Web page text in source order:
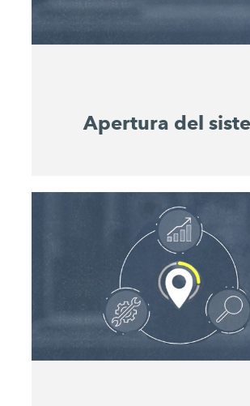
máquina permite un análisis
de máquinas individuales y de
completos.
Apertura del
Todas las máquinas John Deere y
GROUP en un solo lugar No obstante,
integran en el John Deere
máquinas compatibles de otros
este modo, podrá almacenar y
digitalmente toda su flota.